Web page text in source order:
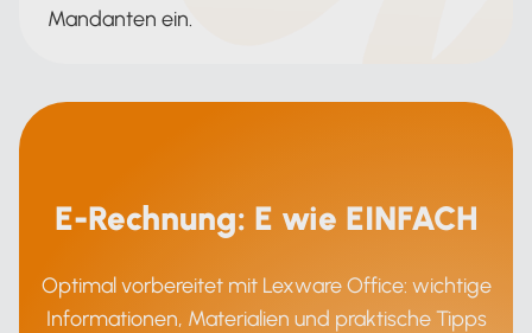
Mandanten ein.
E-Rechnung: E wie EINFACH
Optimal vorbereitet mit Lexware Office: wichtige
Informationen, Materialien und praktische Tipps